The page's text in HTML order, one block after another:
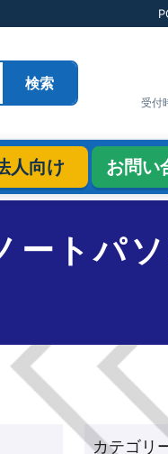
検索
受付
人向け お問い
トパソ